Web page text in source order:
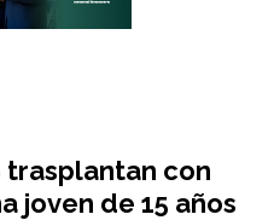
trasplantan con
joven de 15 años